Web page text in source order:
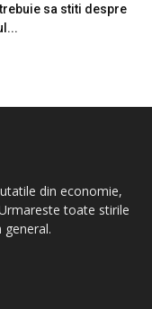
trebuie sa stiti despre
din economie,
toate stirile
general.